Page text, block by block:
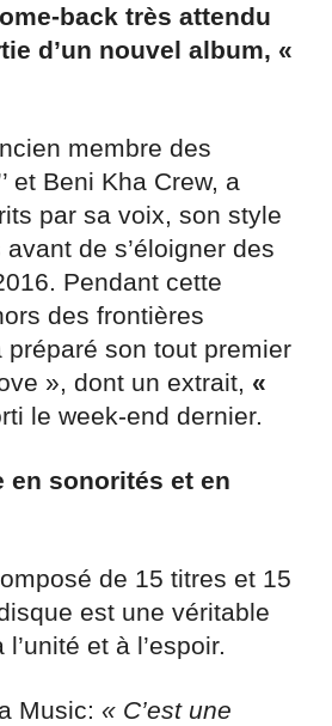
back très attendu
d’un nouvel album, «
membre des
et Beni Kha Crew, a
par sa voix, son style
de s’éloigner des
Pendant cette
des frontières
son tout premier
», dont un extrait, «
le week-end dernier.
en sonorités et en
de 15 titres et 15
est une véritable
et à l’espoir.
Music: « C’est une